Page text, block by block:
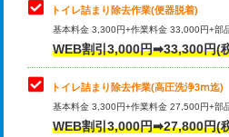
トイレ詰まり除去作業(便器脱着)
基本料金 3,300円+作業料金 33,000円+部
WEB割引3,000円➡33,300円(
トイレ詰まり除去作業(高圧洗浄3ⅿ迄)
基本料金 3,300円+作業料金 27,500円+部
WEB割引3,000円➡27,800円(